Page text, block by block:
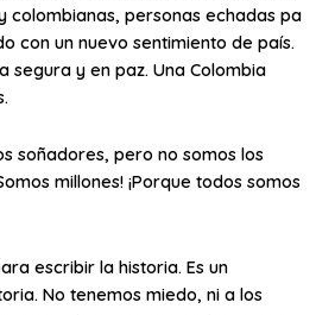
colombianas, personas echadas pa
con un nuevo sentimiento de país.
segura y en paz. Una Colombia
soñadores, pero no somos los
millones! ¡Porque todos somos
escribir la historia. Es un
No tenemos miedo, ni a los